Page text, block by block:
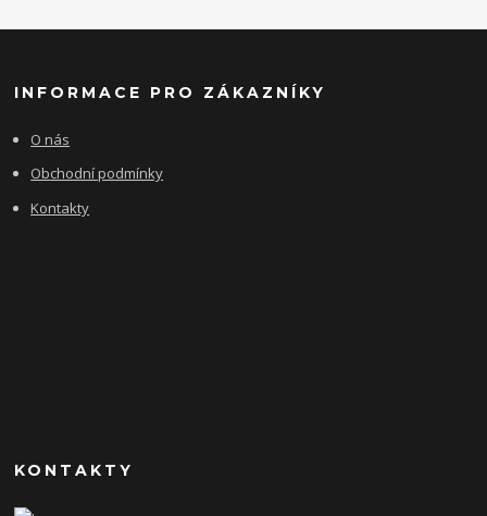
INFORMACE PRO ZÁKAZNÍKY
O nás
Obchodní podmínky
Kontakty
KONTAKTY